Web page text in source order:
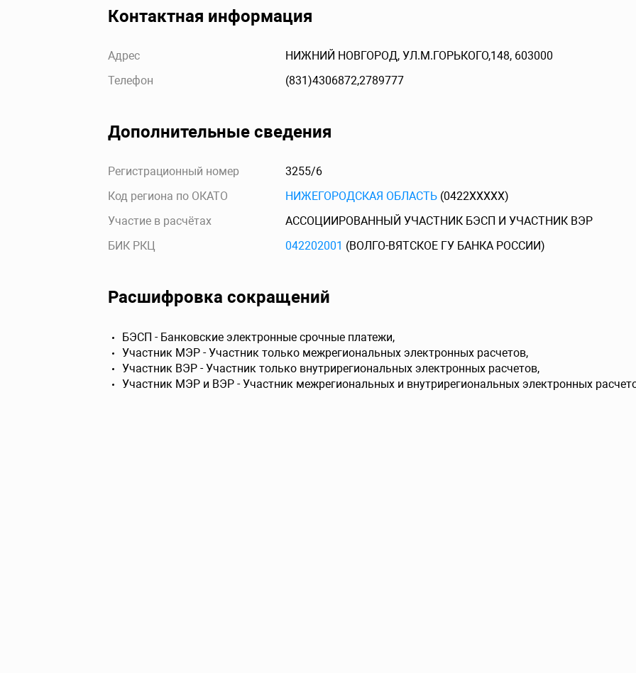
Контактная информация
Адрес
НИЖНИЙ НОВГОРОД, УЛ.М.ГОРЬКОГО,148, 603000
Телефон
(831)4306872,2789777
Дополнительные сведения
Регистрационный номер
3255/6
Код региона по ОКАТО
НИЖЕГОРОДСКАЯ ОБЛАСТЬ (0422XXXXX)
Участие в расчётах
АССОЦИИРОВАННЫЙ УЧАСТНИК БЭСП И УЧАСТНИК ВЭР
БИК РКЦ
042202001 (ВОЛГО-ВЯТСКОЕ ГУ БАНКА РОССИИ)
Расшифровка сокращений
БЭСП - Банковские электронные срочные платежи,
Участник МЭР - Участник только межрегиональных электронных расчетов,
Участник ВЭР - Участник только внутрирегиональных электронных расчетов,
Участник МЭР и ВЭР - Участник межрегиональных и внутрирегиональных электронных